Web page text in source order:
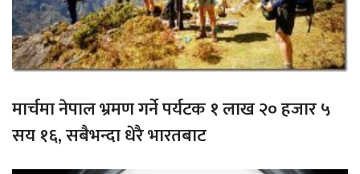
मार्चमा नेपाल भ्रमण गर्ने पर्यटक १ लाख २० हजार ५
सय १६, सबैभन्दा धेरै भारतबाट